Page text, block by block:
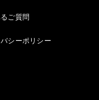
ご質問
シーポリシー